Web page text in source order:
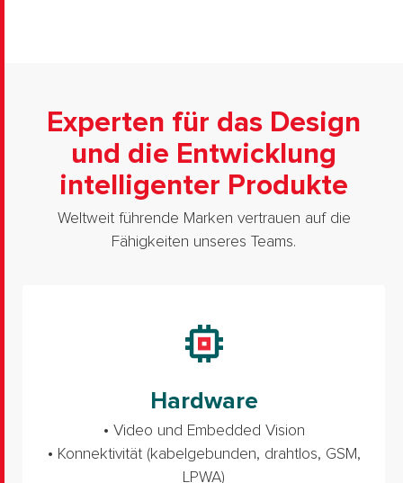
Experten für das Design
und die Entwicklung
intelligenter Produkte
Weltweit führende Marken vertrauen auf die
Fähigkeiten unseres Teams.
Hardware
• Video und Embedded Vision
• Konnektivität (kabelgebunden, drahtlos, GSM,
LPWA)